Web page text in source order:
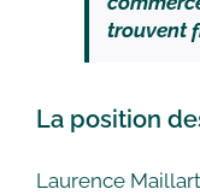
trouvent
La position
Laurence